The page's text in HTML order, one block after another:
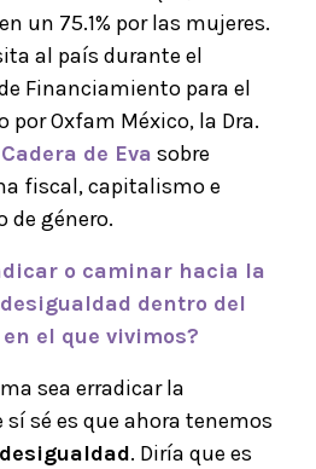
un 75.1% por las mujeres.
al país durante el
Financiamiento para el
por Oxfam México, la Dra.
de Eva sobre
fiscal, capitalismo e
de género.
o caminar hacia la
desigualdad dentro del
el que vivimos?
sea erradicar la
sí sé es que ahora tenemos
desigualdad. Diría que es